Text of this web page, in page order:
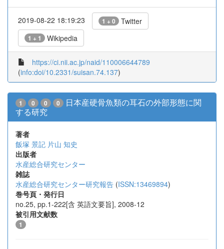
2019-08-22 18:19:23 1 + 0 Twitter
1 + 1 Wikipedia
https://ci.nii.ac.jp/naid/110006644789
(info:doi/10.2331/suisan.74.137)
1 0 0 0
日本産硬骨魚類の耳石の外部形態に関
する研究
著者
飯塚 景記 片山 知史
出版者
水産総合研究センター
雑誌
水産総合研究センター研究報告 (ISSN:13469894)
巻号頁・発行日
no.25, pp.1-222[含 英語文要旨], 2008-12
被引用文献数
1